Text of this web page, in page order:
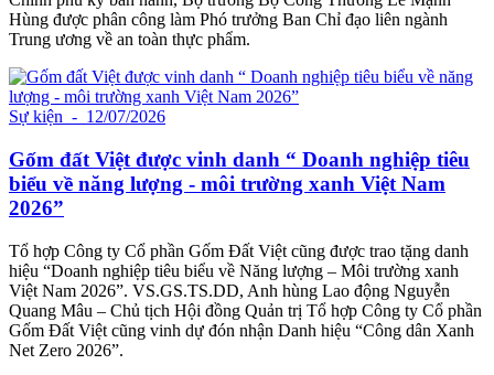
Hùng được phân công làm Phó trưởng Ban Chỉ đạo liên ngành
Trung ương về an toàn thực phẩm.
Sự kiện - 12/07/2026
Gốm đất Việt được vinh danh “ Doanh nghiệp tiêu
biểu về năng lượng - môi trường xanh Việt Nam
2026”
Tổ hợp Công ty Cổ phần Gốm Đất Việt cũng được trao tặng danh
hiệu “Doanh nghiệp tiêu biểu về Năng lượng – Môi trường xanh
Việt Nam 2026”. VS.GS.TS.DD, Anh hùng Lao động Nguyễn
Quang Mâu – Chủ tịch Hội đồng Quản trị Tổ hợp Công ty Cổ phần
Gốm Đất Việt cũng vinh dự đón nhận Danh hiệu “Công dân Xanh
Net Zero 2026”.